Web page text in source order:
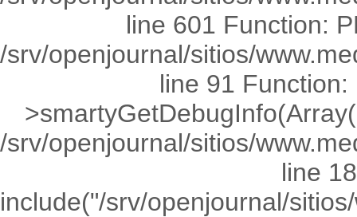
line 601 Function:
/srv/openjournal/sitios/
line 91
/srv/openjournal/sitios/
line
include("/srv/openjournal/